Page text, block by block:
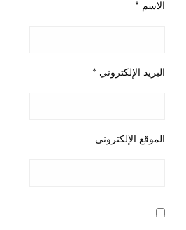
الاسم *
البريد الإلكتروني *
الموقع الإلكتروني